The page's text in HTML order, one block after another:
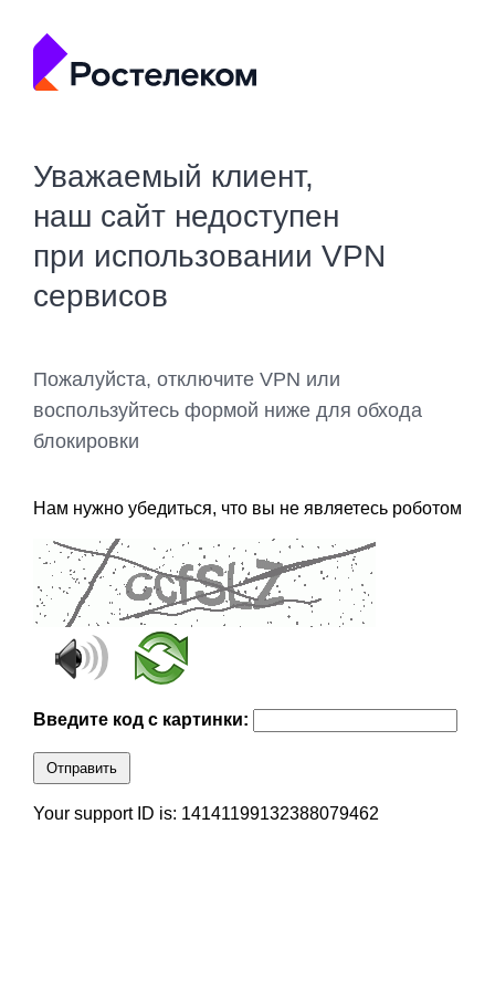
Уважаемый клиент,
наш сайт недоступен
при использовании VPN
сервисов
Пожалуйста, отключите VPN или
воспользуйтесь формой ниже для обхода
блокировки
Нам нужно убедиться, что вы не являетесь роботом
Введите код с картинки:
Отправить
Your support ID is: 14141199132388079462